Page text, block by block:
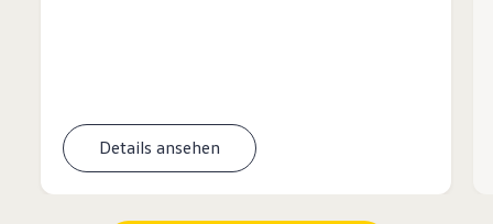
Details ansehen